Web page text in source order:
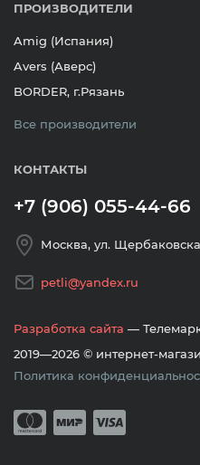
ПРОИЗВОДИТЕЛИ
Amig (Испания)
Avers (Аверс)
BORDER, г.Рязань
Все производители
КОНТАКТЫ
+7 (906) 055-44-66
Москва, ул.
petli@yandex.ru
Разработка сайта —
2019—2026 © интернет-
Политика
Принимается